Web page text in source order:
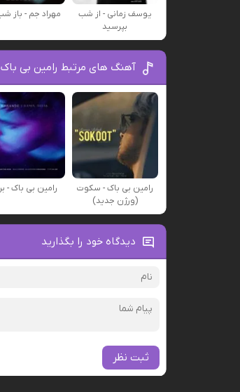
یوسف زمانی - از شب
بپرسید
مهراد جم - باز
آهنگ های مرتبط رامین بی باک
رامین بی باک - سکوت
(ورژن جدید)
رامین بی باک -
دیدگاه خود را بگذارید
ثبت نظر